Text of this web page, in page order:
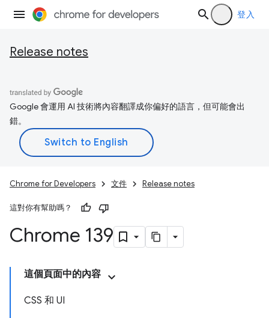
登入
Release notes
Google 會運用 AI 技術將內容翻譯成你偏好的語言，但可能會出
錯。
Chrome for Developers 文件 Release notes
這對你有幫助嗎？
Chrome 139
這個頁面中的內容
CSS 和 UI